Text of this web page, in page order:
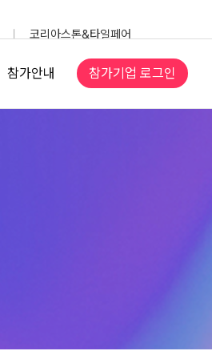
코리아스톤&타일페어
참가안내 참가기업 로그인